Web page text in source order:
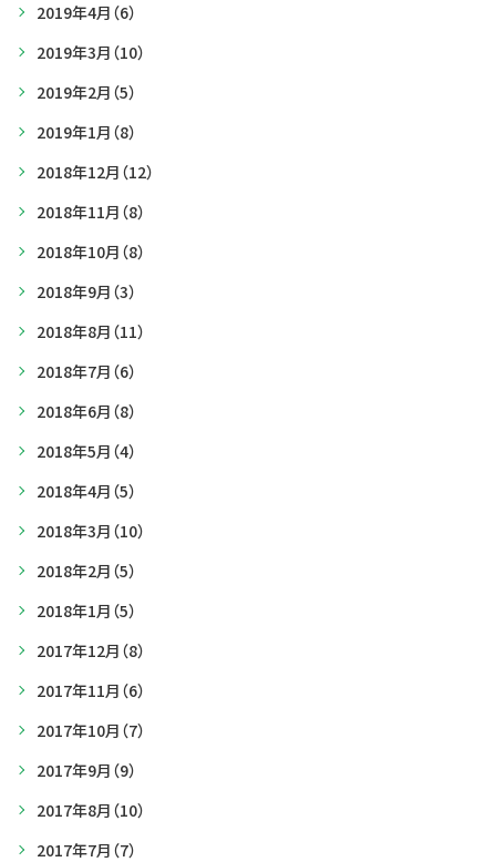
2019年4月 （6）
2019年3月 （10）
2019年2月 （5）
2019年1月 （8）
2018年12月 （12）
2018年11月 （8）
2018年10月 （8）
2018年9月 （3）
2018年8月 （11）
2018年7月 （6）
2018年6月 （8）
2018年5月 （4）
2018年4月 （5）
2018年3月 （10）
2018年2月 （5）
2018年1月 （5）
2017年12月 （8）
2017年11月 （6）
2017年10月 （7）
2017年9月 （9）
2017年8月 （10）
2017年7月 （7）